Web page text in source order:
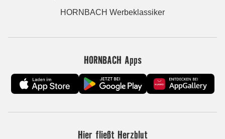
HORNBACH Werbeklassiker
HORNBACH Apps
Hier fließt Herzblut